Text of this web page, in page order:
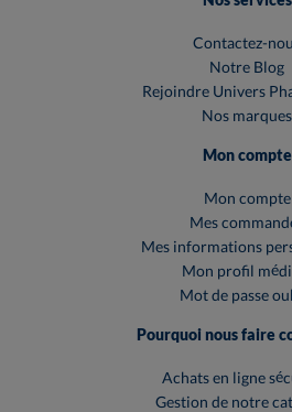
Contactez-
Notre Blog
Rejoindre Univers
Nos marques
Mon compte
Mon compte
Mes
Mes informations
Mon profil
Mot de passe
Pourquoi nous faire
Achats en ligne
Gestion de notre